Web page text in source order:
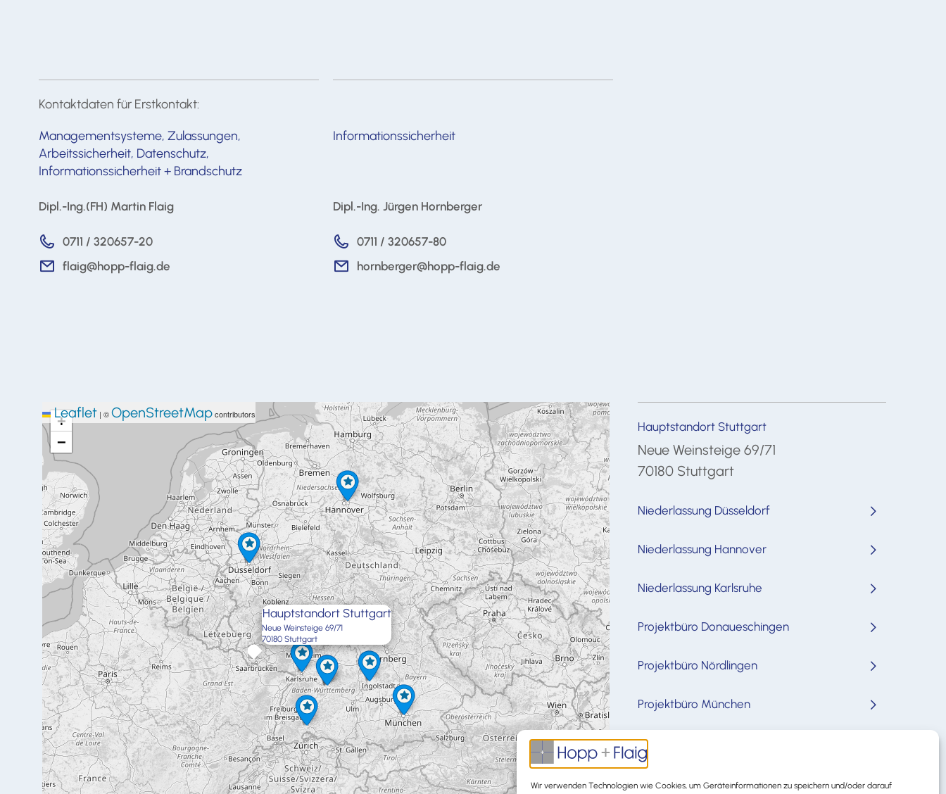
Wir verwenden Technologien wie Cookies, um Geräteinformationen zu speichern und/oder darauf
Kontaktdaten für Erstkontakt:
Managementsysteme, Zulassungen,
Arbeitssicherheit, Datenschutz,
Informationssicherheit + Brandschutz
Dipl.-Ing.(FH) Martin Flaig
0711 / 320657-20
flaig@hopp-flaig.de
Informationssicherheit
Dipl.-Ing. Jürgen Hornberger
0711 / 320657-80
hornberger@hopp-flaig.de
Hauptstandort Stuttgart
Neue Weinsteige 69/71
70180 Stuttgart
×
+
−
Leaflet | ©OpenStreetMapcontributors
Hauptstandort Stuttgart
Neue Weinsteige 69/71
70180 Stuttgart
Niederlassung Düsseldorf
Niederlassung Hannover
Niederlassung Karlsruhe
Projektbüro Donaueschingen
Projektbüro Nördlingen
Projektbüro München